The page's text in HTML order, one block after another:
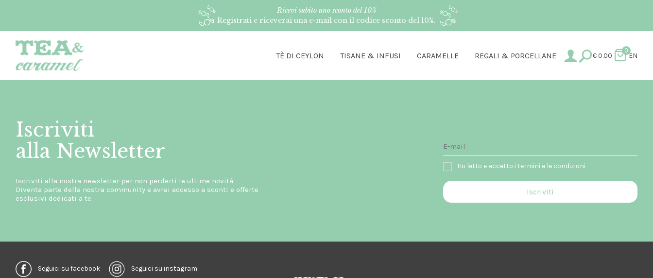
Ricevi subito uno sconto del 10%
Registrati e riceverai una e-mail con il codice sconto del 10%.
TÈ DI CEYLON TISANE & INFUSI CARAMELLE REGALI & PORCELLANE € 0.00
0
EN
Iscriviti
alla Newsletter
Iscriviti alla nostra newsletter per non perderti le ultime novità.
Diventa parte della nostra community e avrai accesso a sconti e offerte
esclusivi dedicati a te.
Ho letto e accetto i termini e le condizioni
Seguici su facebook Seguici su instagram